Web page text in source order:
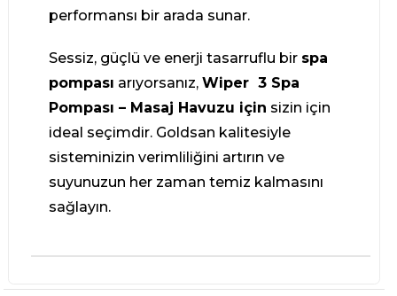
performansı bir arada sunar.
Sessiz, güçlü ve enerji tasarruflu bir spa
pompası arıyorsanız, Wiper 3 Spa
Pompası – Masaj Havuzu için sizin için
ideal seçimdir. Goldsan kalitesiyle
sisteminizin verimliliğini artırın ve
suyunuzun her zaman temiz kalmasını
sağlayın.